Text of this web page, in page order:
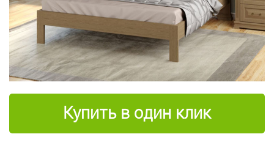
Купить в один клик